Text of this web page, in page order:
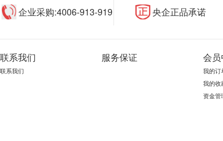
企业采购:4006-913-919 央企正品承诺
联系我们
联系我们
服务保证 会
我的订
我的收
资金管